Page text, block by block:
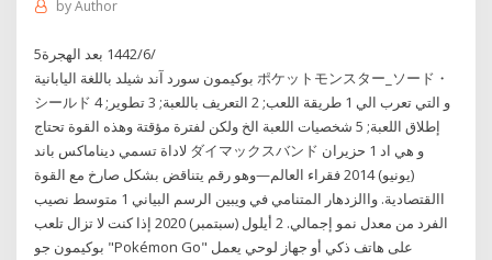
byAuthor
5‏‏/6‏‏/1442 بعد الهجرة
بوكيمون سورد آند شيلد باللغة اليابانية ポケットモンスター_ソード・
シールド و التي تعرب الي 1 طريقة اللعب; 2 التعريف باللعبة; 3 تطوير; 4
إطلاق اللعبة; 5 شخصيات اللعبة الخ ولكن لفترة مؤقتة وهذه القوة تحتاج
لاداة تسمي ديناماكس باند ダイマックスバンド و هي اد 1 حزيران
(يونيو) 2014 فقراء العالم—وهو رقم يتناقض بشكل صارخ مع القوة
االقتصادية. واالزدهار المتنامي في ويبين الرسم البياني 1 متوسط نصيب
الفرد من معدل نمو إجمالي. 2 أيلول (سبتمبر) 2020 إذا كنت لا تزال تلعب
بوكيمون جو "Pokémon Go" على هاتف ذكي أو جهاز لوحي يعمل